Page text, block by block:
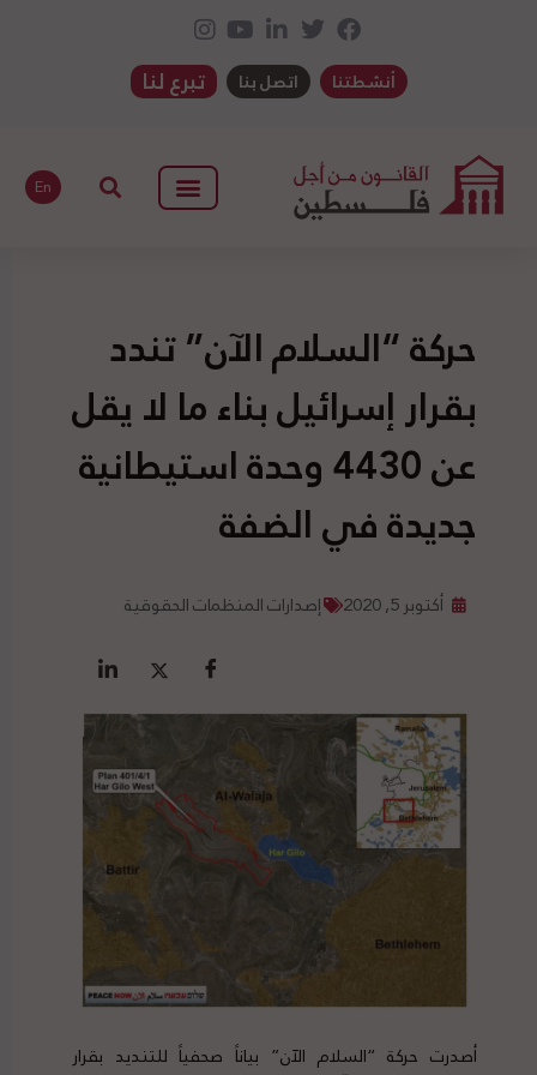
أنشطتنا اتصل بنا تبرع لنا
En
حركة “السلام الآن” تندد
بقرار إسرائيل بناء ما لا يقل
عن 4430 وحدة استيطانية
جديدة في الضفة
أكتوبر 5, 2020 إصدارات المنظمات الحقوقية
أصدرت حركة “السلام الآن” بياناً صحفياً للتنديد بقرار